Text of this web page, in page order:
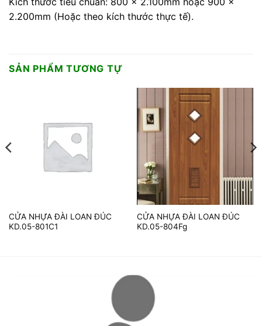
2.200mm (Hoặc theo kích thước thực tế).
SẢN PHẨM TƯƠNG TỰ
CỬA NHỰA ĐÀI LOAN ĐÚC
KD.05-801C1
CỬA NHỰA ĐÀI LOAN ĐÚC
KD.05-804Fg